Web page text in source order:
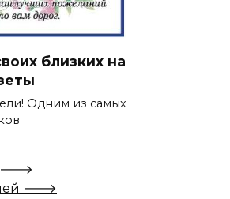
близких на
Одним из самых
🡒
дней 🡒